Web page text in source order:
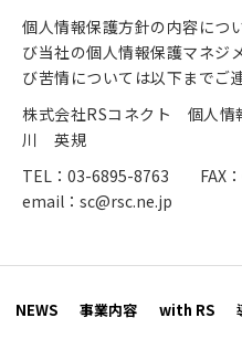
個人情報保護方針の内容につ
び当社の個人情報保護マネジ
び苦情については以下までご
株式会社RSコネクト 個人
川 英規
TEL：03-6895-8763
FAX
email：sc@rsc.ne.jp
NEWS 事業内容 with RS